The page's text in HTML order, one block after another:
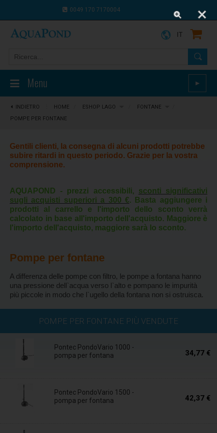
0049 170 7170004
Menu ►
IT
INDIETRO HOME ESHOP LAGO FONTANE
POMPE PER FONTANE
Gentili clienti, la consegna di alcuni prodotti potrebbe
subire ritardi in questo periodo. Grazie per la vostra
comprensione.
AQUAPOND - prezzi accessibili, sconti significativi
sugli acquisti superiori a 300 €. Basta aggiungere i
prodotti al carrello e l'importo dello sconto verrà
calcolato in base all'importo dell'acquisto. Maggiore è
l'importo dell'acquisto, maggiore sarà lo sconto.
Pompe per fontane
A differenza delle pompe con filtro, le pompe a fontana hanno
una pressione dell`acqua verso l`alto e pompano le impurità
più piccole in modo che l`ugello della fontana non si ostruisca.
POMPE PER FONTANE PIÙ VENDUTE
Pontec PondoVario 1000 -
pompa per fontana
34,77 €
Disponibile
Pontec PondoVario 1500 -
pompa per fontana
42,37 €